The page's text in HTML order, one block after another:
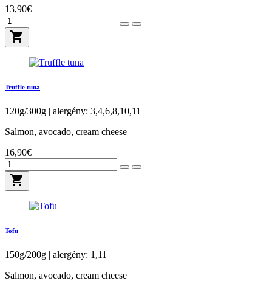
13,90€
shopping_cart
Truffle tuna
120g/300g | alergény: 3,4,6,8,10,11
Salmon, avocado, cream cheese
16,90€
shopping_cart
Tofu
150g/200g | alergény: 1,11
Salmon, avocado, cream cheese